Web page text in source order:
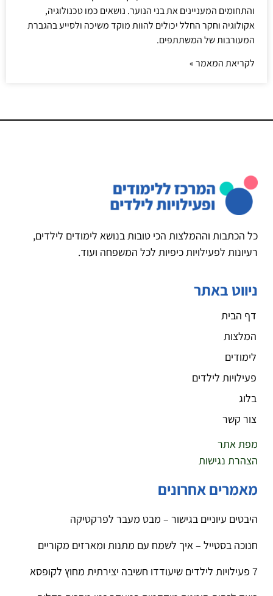
והתחומים המעניינים את בני הנוער. נושאים כמו טכנולוגיה,
אקולוגיה וחקר החלל יכולים להוות מוקד משיכה ולסייע בהגברת
המעורבות של המשתתפים.
לקריאת המאמר »
כל הכתבות וההמלצות הכי טובות בנושא לימודים לילדים,
רעיונות לפעילויות כיפיות לכל המשפחה ועוד.
ניווט באתר
דף הבית
המלצות
לימודים
פעילויות לילדים
בלוג
צור קשר
מפת אתר
הצהרת נגישות
מאמרים אחרונים
היבטים עיוניים בגישור – מבט מעבר לפרקטיקה
חנוכה בסטייל – איך לשמח עם מתנות ומארזים מקוריים
7 פעילויות לילדים שיעודדו חשיבה יצירתית מחוץ לקופסא